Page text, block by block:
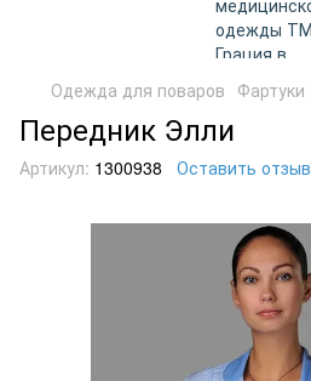
Одежда для поваров Фартуки
Передник Элли
Артикул: 1300938 Оставить отзыв